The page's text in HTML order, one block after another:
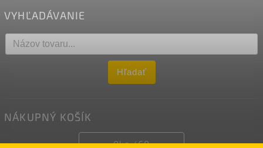
VYHĽADÁVANIE
Hľadať
NÁKUPNÝ KOŠÍK
0ks /€0